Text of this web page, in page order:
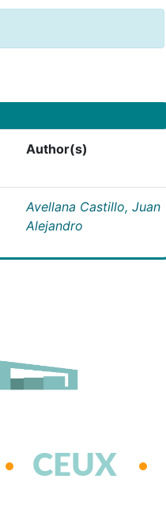
Author(s)
Avellana Castillo, Juan
Alejandro
CEUX